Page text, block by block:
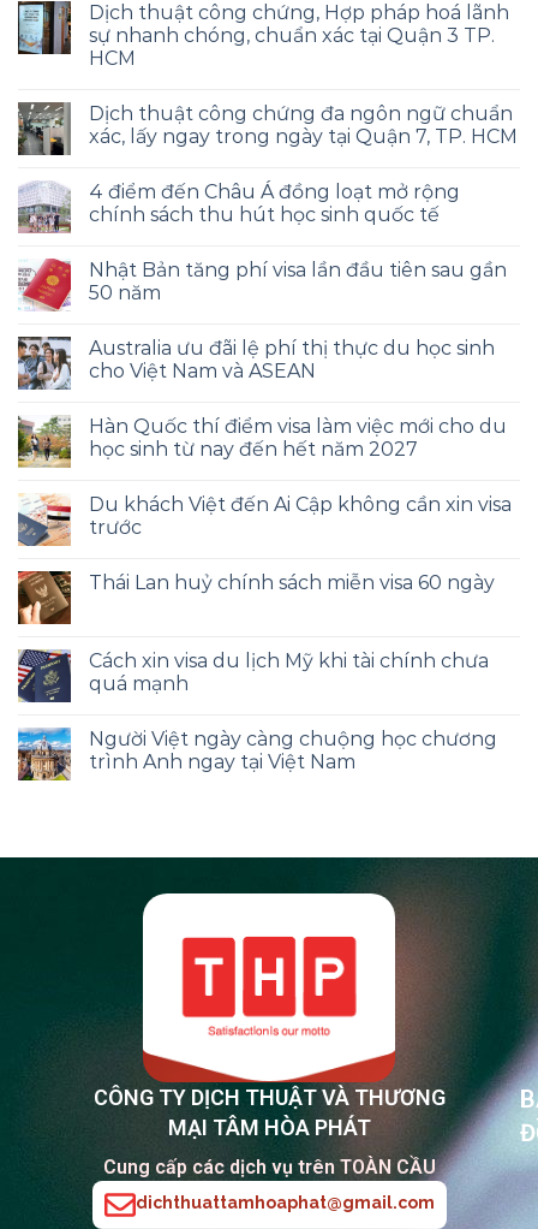
Dịch thuật công chứng, Hợp pháp hoá lãnh
sự nhanh chóng, chuẩn xác tại Quận 3 TP.
HCM
Dịch thuật công chứng đa ngôn ngữ chuẩn
xác, lấy ngay trong ngày tại Quận 7, TP. HCM
4 điểm đến Châu Á đồng loạt mở rộng
chính sách thu hút học sinh quốc tế
Nhật Bản tăng phí visa lần đầu tiên sau gần
50 năm
Australia ưu đãi lệ phí thị thực du học sinh
cho Việt Nam và ASEAN
Hàn Quốc thí điểm visa làm việc mới cho du
học sinh từ nay đến hết năm 2027
Du khách Việt đến Ai Cập không cần xin visa
trước
Thái Lan huỷ chính sách miễn visa 60 ngày
Cách xin visa du lịch Mỹ khi tài chính chưa
quá mạnh
Người Việt ngày càng chuộng học chương
trình Anh ngay tại Việt Nam
CÔNG TY DỊCH THUẬT VÀ THƯƠNG
MẠI TÂM HÒA PHÁT
Cung cấp các dịch vụ trên TOÀN CẦU
dichthuattamhoaphat@gmail.com